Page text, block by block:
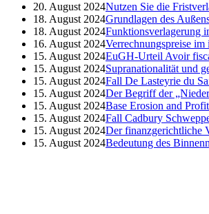
20. August 2024Nutzen Sie die
18. August 2024Grundlagen des
18. August 2024Funktionsverlagerung
16. August 2024Verrechnungspreise im
15. August 2024EuGH-Urteil Avoir
15. August 2024Supranationalität und
15. August 2024Fall De Lasteyrie du
15. August 2024Der Begriff der
15. August 2024Base Erosion and
15. August 2024Fall Cadbury
15. August 2024Der finanzgerichtliche
15. August 2024Bedeutung des